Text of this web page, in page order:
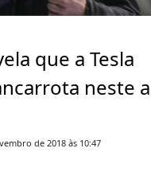
que a Tesla
neste
de 2018 às 10:47